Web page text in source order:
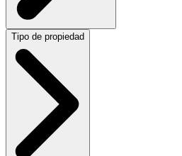
Tipo de propiedad